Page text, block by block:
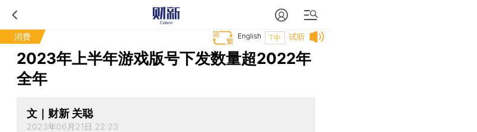
消费 试听
T中
English
2023年上半年游戏版号下发数量超2022年
全年
文｜财新 关聪
2023年06月21日 22:23